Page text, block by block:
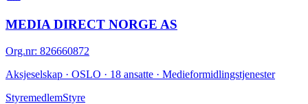
MEDIA DIRECT NORGE AS
Org.nr: 826660872
Aksjeselskap · OSLO · 18 ansatte · Medieformidlingstjenester
StyremedlemStyre